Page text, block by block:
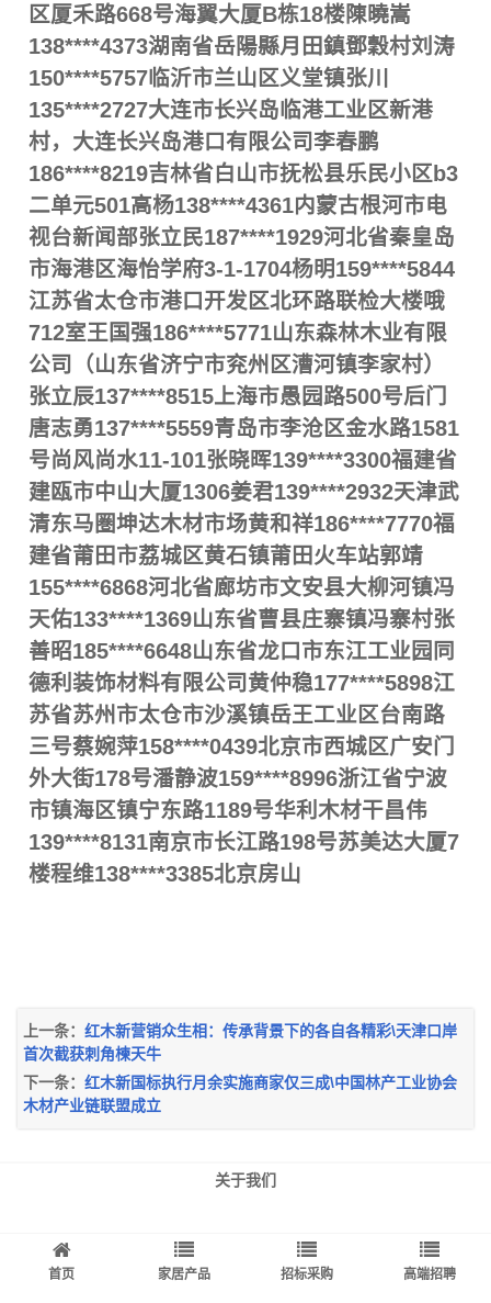
区厦禾路668号海翼大厦B栋18楼陳曉嵩
138****4373湖南省岳陽縣月田鎮鄧穀村刘涛
150****5757临沂市兰山区义堂镇张川
135****2727大连市长兴岛临港工业区新港
村，大连长兴岛港口有限公司李春鹏
186****8219吉林省白山市抚松县乐民小区b3
二单元501高杨138****4361内蒙古根河市电
视台新闻部张立民187****1929河北省秦皇岛
市海港区海怡学府3-1-1704杨明159****5844
江苏省太仓市港口开发区北环路联检大楼哦
712室王国强186****5771山东森林木业有限
公司（山东省济宁市兖州区漕河镇李家村）
张立辰137****8515上海市愚园路500号后门
唐志勇137****5559青岛市李沧区金水路1581
号尚风尚水11-101张晓晖139****3300福建省
建瓯市中山大厦1306姜君139****2932天津武
清东马圏坤达木材市场黄和祥186****7770福
建省莆田市荔城区黄石镇莆田火车站郭靖
155****6868河北省廊坊市文安县大柳河镇冯
天佑133****1369山东省曹县庄寨镇冯寨村张
善昭185****6648山东省龙口市东江工业园同
德利装饰材料有限公司黄仲稳177****5898江
苏省苏州市太仓市沙溪镇岳王工业区台南路
三号蔡婉萍158****0439北京市西城区广安门
外大街178号潘静波159****8996浙江省宁波
市镇海区镇宁东路1189号华利木材干昌伟
139****8131南京市长江路198号苏美达大厦7
楼程维138****3385北京房山
上一条： 红木新营销众生相：传承背景下的各自各精彩\天津口岸
首次截获刺角楝天牛
下一条： 红木新国标执行月余实施商家仅三成\中国林产工业协会
木材产业链联盟成立
首页 家居产品 招标采购 高端招聘
关于我们